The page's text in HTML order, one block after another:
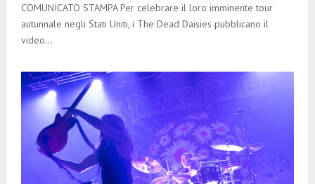
COMUNICATO STAMPA Per celebrare il loro imminente tour
autunnale negli Stati Uniti, i The Dead Daisies pubblicano il
video...